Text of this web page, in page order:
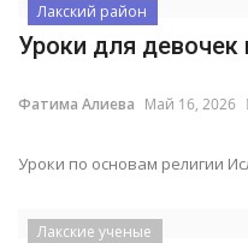
Лакский район
Уроки для девочек
Фатима Алиева Май 16, 2026
Уроки по основам религии
Лакские ученые